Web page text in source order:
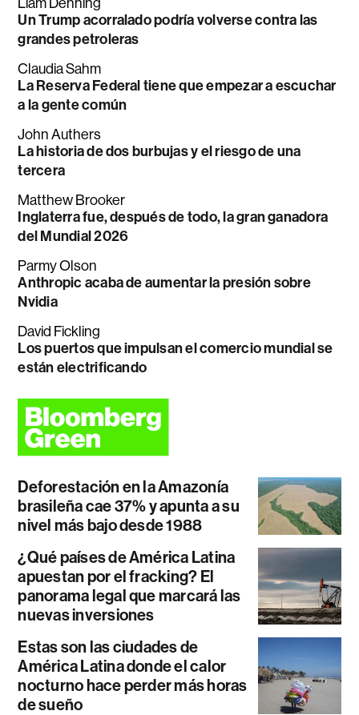
Liam Denning
Un Trump acorralado podría volverse contra las
grandes petroleras
Claudia Sahm
La Reserva Federal tiene que empezar a escuchar
a la gente común
John Authers
La historia de dos burbujas y el riesgo de una
tercera
Matthew Brooker
Inglaterra fue, después de todo, la gran ganadora
del Mundial 2026
Parmy Olson
Anthropic acaba de aumentar la presión sobre
Nvidia
David Fickling
Los puertos que impulsan el comercio mundial se
están electrificando
Deforestación en la Amazonía
brasileña cae 37% y apunta a su
nivel más bajo desde 1988
¿Qué países de América Latina
apuestan por el fracking? El
panorama legal que marcará las
nuevas inversiones
Estas son las ciudades de
América Latina donde el calor
nocturno hace perder más horas
de sueño